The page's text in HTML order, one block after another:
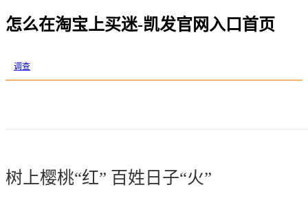
怎么在淘宝上买迷-凯发官网入口首页
调查
树上樱桃“红” 百姓日子“火”